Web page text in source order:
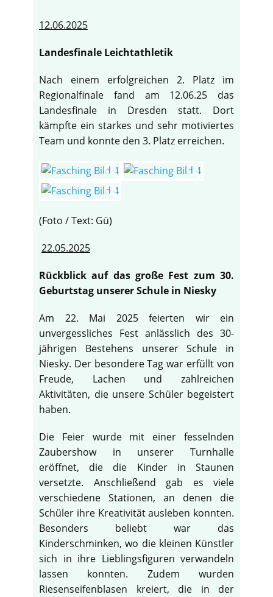
12.06.2025
Landesfinale Leichtathletik
Nach einem erfolgreichen 2. Platz im
Regionalfinale fand am 12.06.25 das
Landesfinale in Dresden statt. Dort
kämpfte ein starkes und sehr motiviertes
Team und konnte den 3. Platz erreichen.
(Foto / Text: Gü)
22.05.2025
Rückblick auf das große Fest zum 30.
Geburtstag unserer Schule in Niesky
Am 22. Mai 2025 feierten wir ein
unvergessliches Fest anlässlich des 30-
jährigen Bestehens unserer Schule in
Niesky. Der besondere Tag war erfüllt von
Freude, Lachen und zahlreichen
Aktivitäten, die unsere Schüler begeistert
haben.
Die Feier wurde mit einer fesselnden
Zaubershow in unserer Turnhalle
eröffnet, die die Kinder in Staunen
versetzte. Anschließend gab es viele
verschiedene Stationen, an denen die
Schüler ihre Kreativität ausleben konnten.
Besonders beliebt war das
Kinderschminken, wo die kleinen Künstler
sich in ihre Lieblingsfiguren verwandeln
lassen konnten. Zudem wurden
Riesenseifenblasen kreiert, die in der